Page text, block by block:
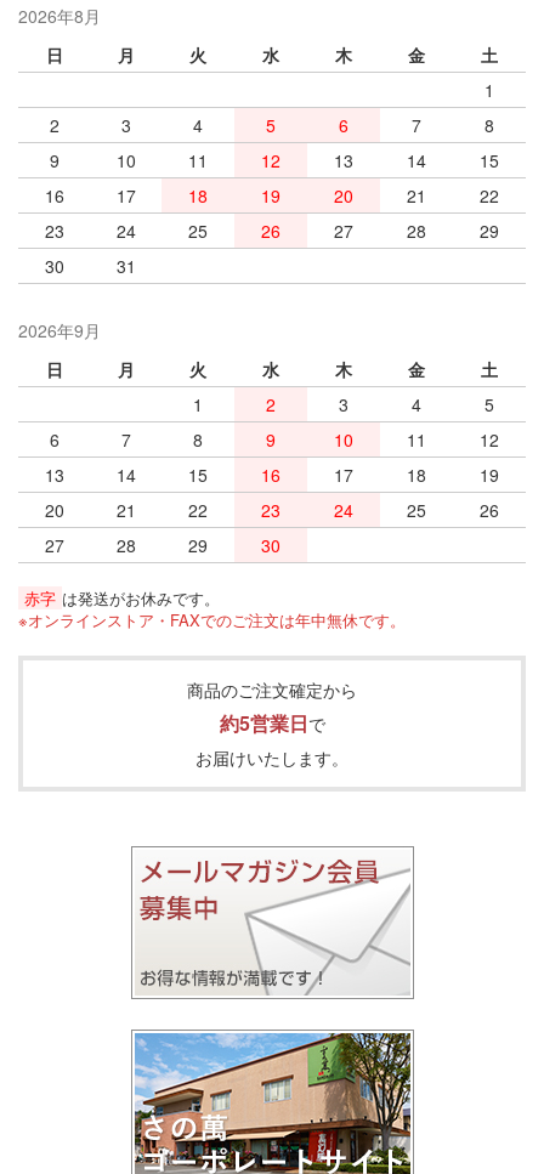
2026年8月
日
月 火 水 木 金
土
1
2
3 4 5 6 7
8
9
10 11 12 13 14
15
16
17 18 19 20 21
22
23
24 25 26 27 28
29
30
31
2026年9月
日
月 火 水 木 金
土
1
2 3 4
5
6
7 8 9 10 11
12
13
14 15 16 17 18
19
20
21 22 23 24 25
26
27
28 29 30
赤字 は発送がお休みです。
※オンラインストア・FAXでのご注文は年中無休です。
商品のご注文確定から
約5営業日で
お届けいたします。